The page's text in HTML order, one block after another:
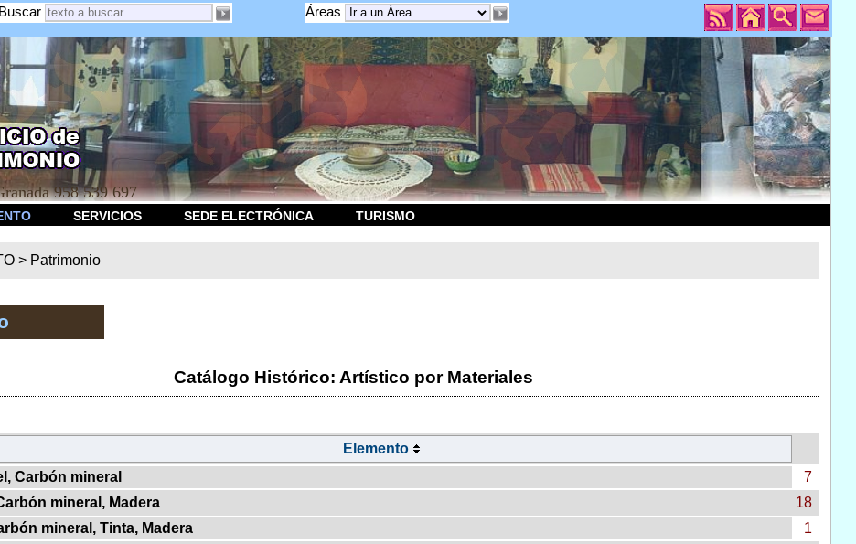
Áreas
Buscar
958 539 697
SERVICIOS SEDE ELECTRÓNICA TURISMO
> Patrimonio
Catálogo Histórico: Artístico por Materiales
Elemento
Carbón mineral
7
mineral, Madera
18
mineral, Tinta, Madera
1